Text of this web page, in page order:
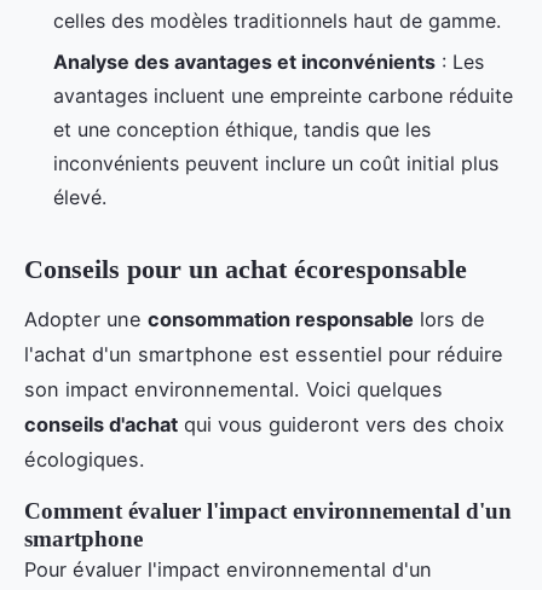
celles des modèles traditionnels haut de gamme.
Analyse des avantages et inconvénients : Les
avantages incluent une empreinte carbone réduite
et une conception éthique, tandis que les
inconvénients peuvent inclure un coût initial plus
élevé.
Conseils pour un achat écoresponsable
Adopter une consommation responsable lors de
l'achat d'un smartphone est essentiel pour réduire
son impact environnemental. Voici quelques
conseils d'achat qui vous guideront vers des choix
écologiques.
Comment évaluer l'impact environnemental d'un
smartphone
Pour évaluer l'impact environnemental d'un